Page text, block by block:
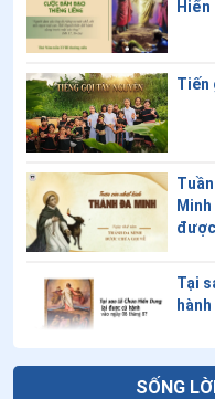
14.Ngày 08/7-Chân
15.Ngày 07/7-Chân
16.Ngày 04/7 Chân
17.Ngày 04/7 - Chân
xa-ti
18.Ngày 30/6 - Thánh
19.Ngày 27/6 - Thánh
Ngày 26/6 - Thánh
SỐNG
Hiển
Tiến
Tại
ADN